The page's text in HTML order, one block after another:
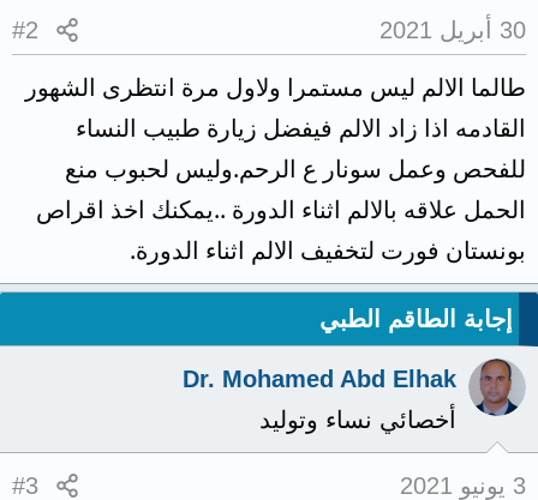
30 أبريل 2021 #2
طالما الالم ليس مستمرا ولاول مرة انتظرى الشهور
القادمه اذا زاد الالم فيفضل زيارة طبيب النساء
للفحص وعمل سونار ع الرحم.وليس لحبوب منع
الحمل علاقه بالالم اثناء الدورة ..يمكنك اخذ اقراص
بونستان فورت لتخفيف الالم اثناء الدورة.
إجابة الطاقم الطبي
Dr. Mohamed Abd Elhak
أخصائي نساء وتوليد
3 يونيو 2021 #3